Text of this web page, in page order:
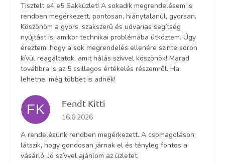
Tisztelt e4 e5 Sakküzlet! A sokadik megrendelésem is
rendben megérkezett, pontosan, hiánytalanul, gyorsan.
Köszönöm a gyors, szakszerű és udvarias segítség
nyújtást is, amikor technikai problémába ütköztem. Úgy
éreztem, hogy a sok megrendelés ellenére szinte soron
kívül reagáltatok, amit hálás szívvel köszönök! Marad
továbbra is az 5 csillagos értékelés részemről. Ha
lehetne, még többet is adnék!
FK Fendt Kitti
Az áruház értékelése 5-ből 5 csillag.
16.6.2026
A rendelésünk rendben megérkezett. A csomagoláson
látszik, hogy gondosan járnak el és tényleg fontos a
vásárló. Jó szívvel ajánlom az üzletet.